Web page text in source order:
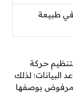
في طبيعة
حركة
البيانات؛ لذلك
بوصفها